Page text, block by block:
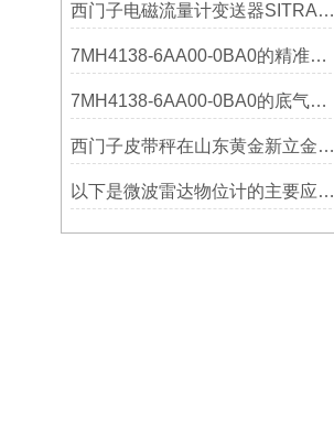
西门子电磁流量计变送器SITRANS FMT020的功能
7MH4138-6AA00-0BA0的精准从何而来？关键组成部分，藏着答案！
7MH4138-6AA00-0BA0的底气：这些核心功能，让精准称重不再是难题
西门子皮带秤在山东黄金新立金矿的成功应用
以下是微波雷达物位计的主要应用领域及具体场景分析